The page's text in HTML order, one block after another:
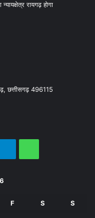
न्यायक्षेत्र रायगढ़ होगा
छत्तीसगढ़ 496115
F S S